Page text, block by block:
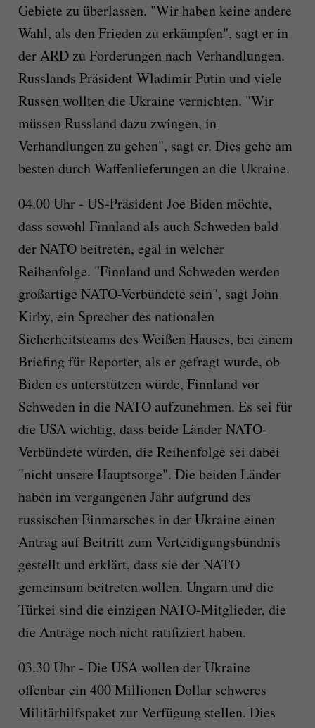
Gebiete zu überlassen. "Wir haben keine andere
Wahl, als den Frieden zu erkämpfen", sagt er in
der ARD zu Forderungen nach Verhandlungen.
Russlands Präsident Wladimir Putin und viele
Russen wollten die Ukraine vernichten. "Wir
müssen Russland dazu zwingen, in
Verhandlungen zu gehen", sagt er. Dies gehe am
besten durch Waffenlieferungen an die Ukraine.
04.00 Uhr - US-Präsident Joe Biden möchte,
dass sowohl Finnland als auch Schweden bald
der NATO beitreten, egal in welcher
Reihenfolge. "Finnland und Schweden werden
großartige NATO-Verbündete sein", sagt John
Kirby, ein Sprecher des nationalen
Sicherheitsteams des Weißen Hauses, bei einem
Briefing für Reporter, als er gefragt wurde, ob
Biden es unterstützen würde, Finnland vor
Schweden in die NATO aufzunehmen. Es sei für
die USA wichtig, dass beide Länder NATO-
Verbündete würden, die Reihenfolge sei dabei
"nicht unsere Hauptsorge". Die beiden Länder
haben im vergangenen Jahr aufgrund des
russischen Einmarsches in der Ukraine einen
Antrag auf Beitritt zum Verteidigungsbündnis
gestellt und erklärt, dass sie der NATO
gemeinsam beitreten wollen. Ungarn und die
Türkei sind die einzigen NATO-Mitglieder, die
die Anträge noch nicht ratifiziert haben.
03.30 Uhr - Die USA wollen der Ukraine
offenbar ein 400 Millionen Dollar schweres
Militärhilfspaket zur Verfügung stellen. Dies